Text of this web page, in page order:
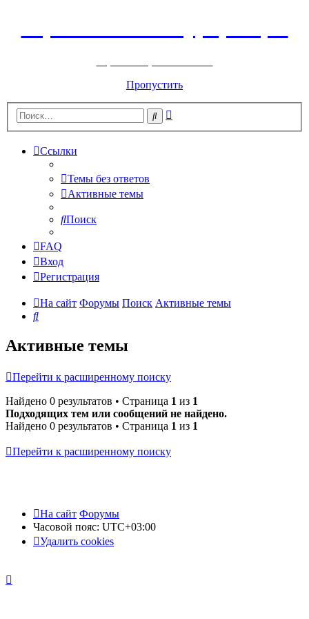
Пропустить
Поиск
Ссылки
Темы без ответов
Активные темы
Поиск
FAQ
Вход
Регистрация
На сайт Форумы Поиск Активные темы
Поиск
Активные темы
Перейти к расширенному поиску
Найдено 0 результатов • Страница 1 из 1
Подходящих тем или сообщений не найдено.
Найдено 0 результатов • Страница 1 из 1
Перейти к расширенному поиску
На сайт Форумы
Часовой пояс: UTC+03:00
Удалить cookies